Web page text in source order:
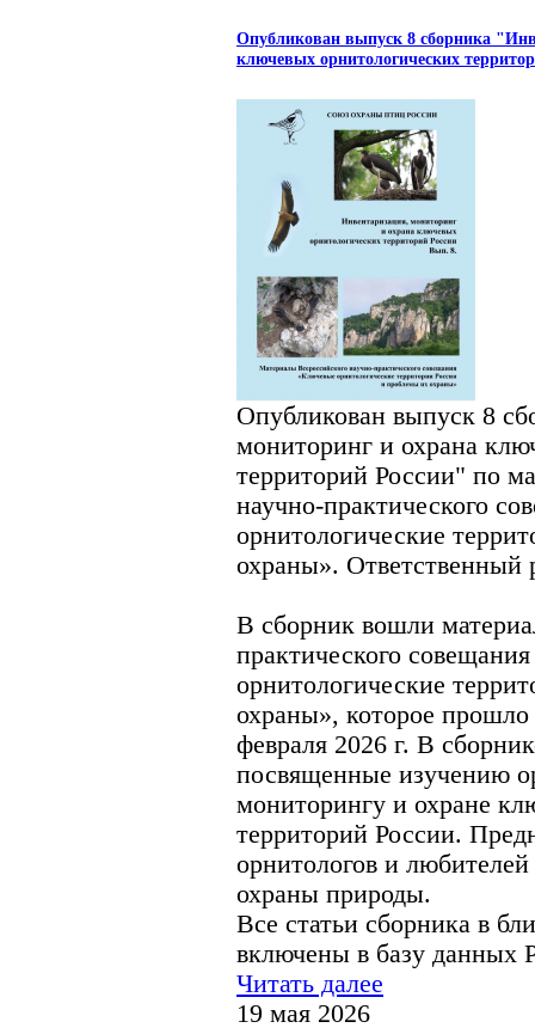
Опубликован выпуск 8 сборника
ключевых орнитологических
Опубликован выпуск 8
мониторинг и охрана
территорий России" по
научно-практического
орнитологические
охраны».
В сборник вошли
практического
орнитологические
охраны», которое
февраля 2026 г. В
посвященные изучению
мониторингу и охране
территорий России.
орнитологов и
охраны природы.
Все статьи сборника в
включены в базу
Читать далее
19 мая 2026